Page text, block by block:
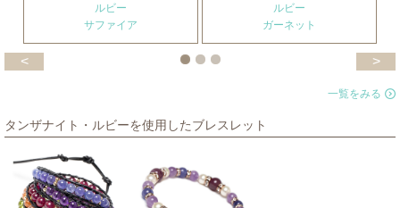
ルビー
サファイア
ルビー
ガーネット
< >
一覧をみる
タンザナイト・ルビーを使用したブレスレット